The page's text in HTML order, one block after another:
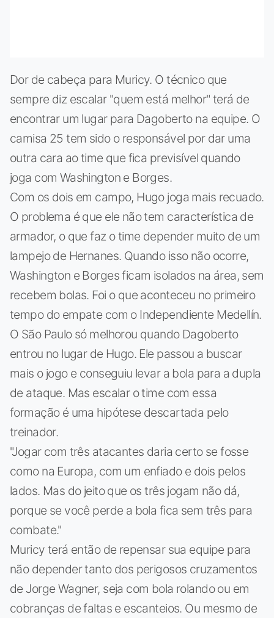
Dor de cabeça para Muricy. O técnico que
sempre diz escalar "quem está melhor" terá de
encontrar um lugar para Dagoberto na equipe. O
camisa 25 tem sido o responsável por dar uma
outra cara ao time que fica previsível quando
joga com Washington e Borges.
Com os dois em campo, Hugo joga mais recuado.
O problema é que ele não tem característica de
armador, o que faz o time depender muito de um
lampejo de Hernanes. Quando isso não ocorre,
Washington e Borges ficam isolados na área, sem
recebem bolas. Foi o que aconteceu no primeiro
tempo do empate com o Independiente Medellín.
O São Paulo só melhorou quando Dagoberto
entrou no lugar de Hugo. Ele passou a buscar
mais o jogo e conseguiu levar a bola para a dupla
de ataque. Mas escalar o time com essa
formação é uma hipótese descartada pelo
treinador.
"Jogar com três atacantes daria certo se fosse
como na Europa, com um enfiado e dois pelos
lados. Mas do jeito que os três jogam não dá,
porque se você perde a bola fica sem três para
combate."
Muricy terá então de repensar sua equipe para
não depender tanto dos perigosos cruzamentos
de Jorge Wagner, seja com bola rolando ou em
cobranças de faltas e escanteios. Ou mesmo de